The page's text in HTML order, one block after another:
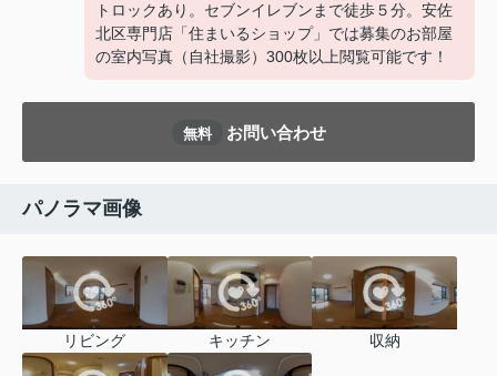
トロックあり。セブンイレブンまで徒歩５分。安佐
北区専門店「住まいるショップ」では募集のお部屋
の室内写真（自社撮影）300枚以上閲覧可能です！
無料 お問い合わせ
パノラマ画像
リビング キッチン 収納